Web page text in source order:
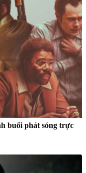
buổi phát sóng trực